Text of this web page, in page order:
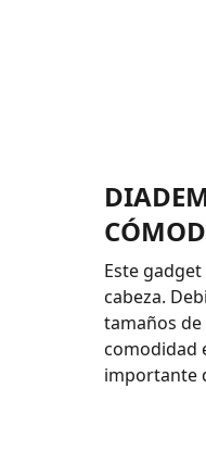
Este
cabeza.
tamaños
comodidad
importante